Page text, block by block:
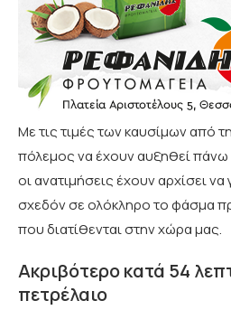
Με τις τιμές των καυσίμων από
πόλεμος να έχουν αυξηθεί πάνω
οι ανατιμήσεις έχουν αρχίσει να
σχεδόν σε ολόκληρο το φάσμα
που διατίθενται στην χώρα μας.
Ακριβότερο κατά 54
πετρέλαιο